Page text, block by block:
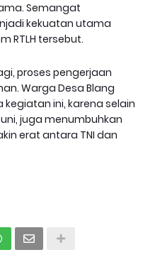
Semangat
kekuatan utama
RTLH tersebut.
proses pengerjaan
Warga Desa Blang
ini, karena selain
juga menumbuhkan
erat antara TNI dan